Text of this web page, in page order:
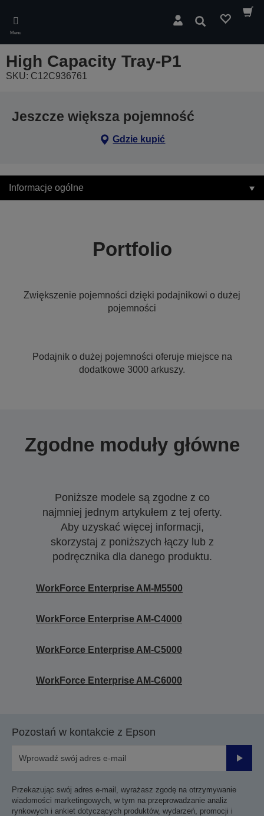
main
content
Menu
Wyszukaj
High Capacity Tray-P1
SKU: C12C936761
Jeszcze większa pojemność
Gdzie kupić
Informacje ogólne
Portfolio
Zwiększenie pojemności dzięki podajnikowi o dużej
pojemności
Podajnik o dużej pojemności oferuje miejsce na
dodatkowe 3000 arkuszy.
Zgodne moduły główne
Poniższe modele są zgodne z co
najmniej jednym artykułem z tej oferty.
Aby uzyskać więcej informacji,
skorzystaj z poniższych łączy lub z
podręcznika dla danego produktu.
WorkForce Enterprise AM-M5500
WorkForce Enterprise​ AM-C4000​
WorkForce Enterprise​ AM-C5000​
WorkForce Enterprise​ AM-C6000​
Pozostań w kontakcie z Epson
Przekazując swój adres e-mail, wyrażasz zgodę na otrzymywanie
wiadomości marketingowych, w tym na przeprowadzanie analiz
rynkowych i ankiet dotyczących produktów, wydarzeń, promocji i